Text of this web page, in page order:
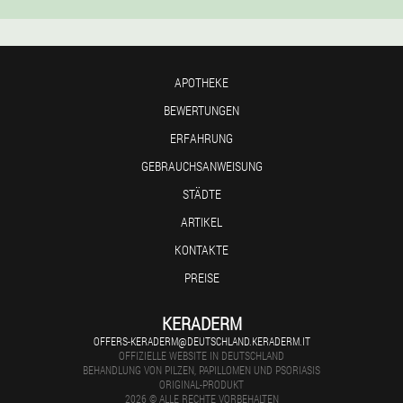
APOTHEKE
BEWERTUNGEN
ERFAHRUNG
GEBRAUCHSANWEISUNG
STÄDTE
ARTIKEL
KONTAKTE
PREISE
KERADERM
OFFERS-KERADERM@DEUTSCHLAND.KERADERM.IT
OFFIZIELLE WEBSITE IN DEUTSCHLAND
BEHANDLUNG VON PILZEN, PAPILLOMEN UND PSORIASIS
ORIGINAL-PRODUKT
2026 © ALLE RECHTE VORBEHALTEN